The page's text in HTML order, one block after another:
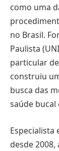
como uma
no Brasil.
Paulista
particular
construiu
busca das
saúde bucal
desde